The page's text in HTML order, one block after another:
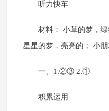
听力快车
材料： 小草的梦，
星星的梦，亮亮的； 小朋
一、1.②③ 2.①
积累运用